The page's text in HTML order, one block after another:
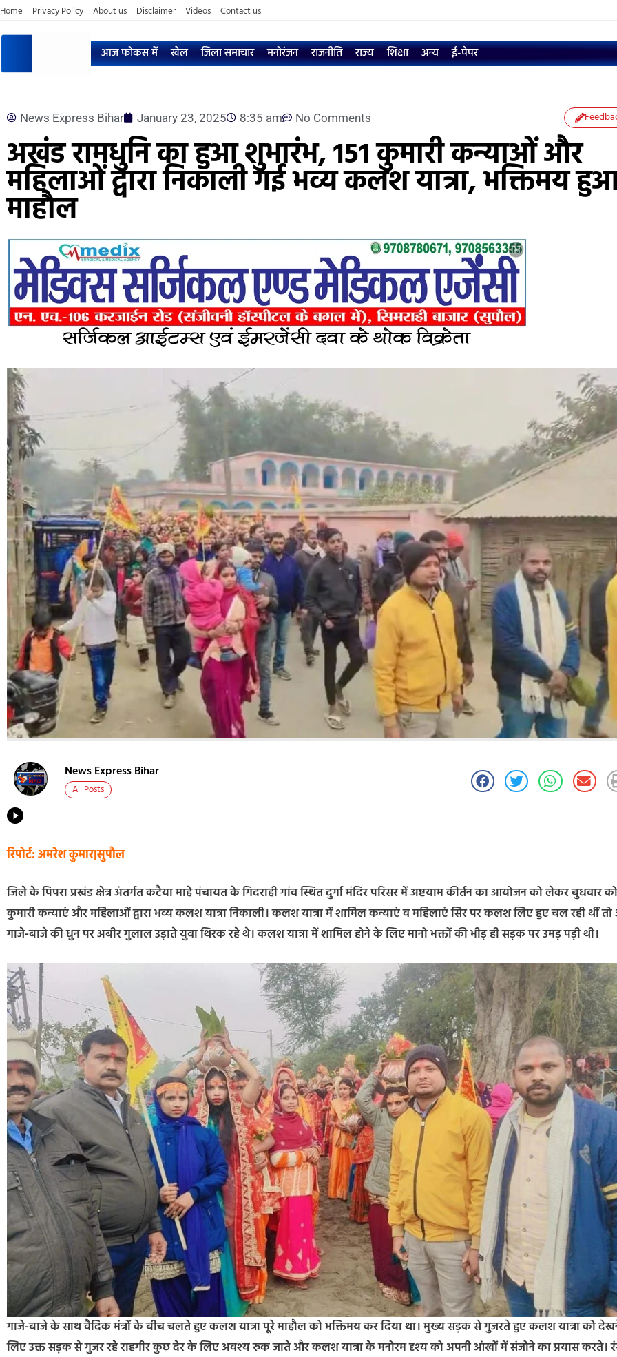
Home Privacy Policy About us Disclaimer Videos Contact us
आज फोकस में खेल जिला समाचार मनोरंजन राजनीति राज्य शिक्षा अन्य ई-पेपर
News Express Bihar January 23, 2025 8:35 am No Comments
अखंड रामधुनि का हुआ शुभारंभ, 151 कुमारी कन्याओं और
महिलाओं द्वारा निकाली गई भव्य कलश यात्रा, भक्तिमय
माहौल
News Express Bihar
All Posts
रिपोर्ट: अमरेश कुमार|सुपौल
जिले के पिपरा प्रखंड क्षेत्र अंतर्गत कटैया माहे पंचायत के गिदराही गांव स्थित दुर्गा मंदिर परिसर में अष्टयाम कीर्तन का आयोजन को लेकर बुधवार
कुमारी कन्याएं और महिलाओं द्वारा भव्य कलश यात्रा निकाली। कलश यात्रा में शामिल कन्याएं व महिलाएं सिर पर कलश लिए हुए चल रही थीं
गाजे-बाजे की धुन पर अबीर गुलाल उड़ाते युवा थिरक रहे थे। कलश यात्रा में शामिल होने के लिए मानो भक्तों की भीड़ ही सड़क पर उमड़ पड़ी थी।
गाजे-बाजे के साथ वैदिक मंत्रों के बीच चलते हुए कलश यात्रा पूरे माहौल को भक्तिमय कर दिया था। मुख्य सड़क से गुजरते हुए कलश यात्रा को
लिए उक्त सड़क से गुजर रहे राहगीर कुछ देर के लिए अवश्य रुक जाते और कलश यात्रा के मनोरम दृश्य को अपनी आंखों में संजोने का प्रयास करते।